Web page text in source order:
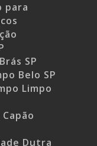
para
SP
Belo SP
Limpo
Dutra